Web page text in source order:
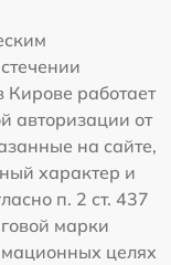
работает
авторизации от
на сайте,
характер и
п. 2 ст. 437
марки
целях